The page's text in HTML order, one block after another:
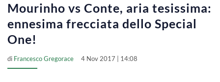
Mourinho vs Conte, aria tesissima:
ennesima frecciata dello Special
One!
di Francesco Gregorace 4 Nov 2017 | 14:08